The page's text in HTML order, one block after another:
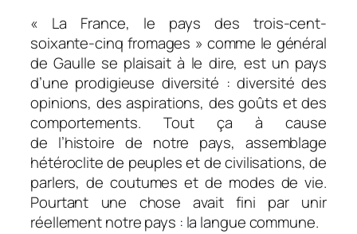
« La France, le pays des trois-cent-
soixante-cinq fromages » comme le général
de Gaulle se plaisait à le dire, est un pays
d’une prodigieuse diversité : diversité des
opinions, des aspirations, des goûts et des
comportements. Tout ça à cause
de l’histoire de notre pays, assemblage
hétéroclite de peuples et de civilisations, de
parlers, de coutumes et de modes de vie.
Pourtant une chose avait fini par unir
réellement notre pays : la langue commune.